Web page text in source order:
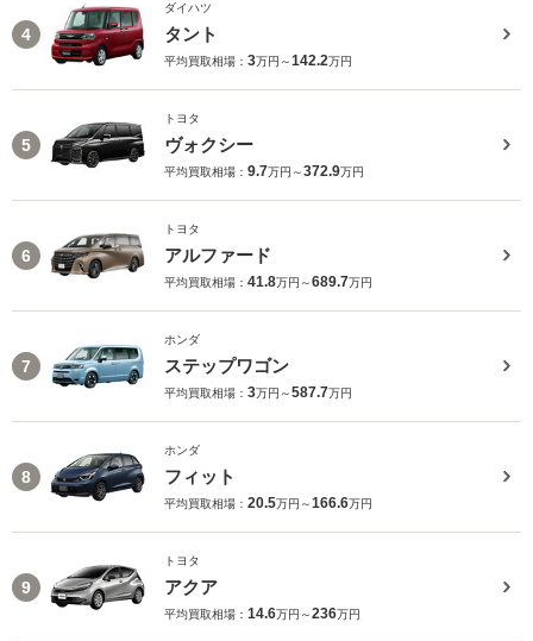
4
ダイハツ
タント
平均買取相場： 3万円～142.2万円
5
トヨタ
ヴォクシー
平均買取相場： 9.7万円～372.9万円
6
トヨタ
アルファード
平均買取相場： 41.8万円～689.7万円
7
ホンダ
ステップワゴン
平均買取相場： 3万円～587.7万円
8
ホンダ
フィット
平均買取相場： 20.5万円～166.6万円
9
トヨタ
アクア
平均買取相場： 14.6万円～236万円